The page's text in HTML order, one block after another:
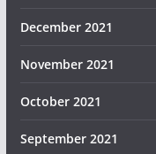
December 2021
November 2021
October 2021
September 2021